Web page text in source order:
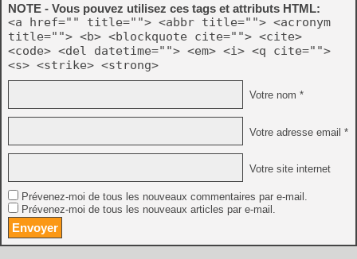
NOTE - Vous pouvez utilisez ces tags et attributs HTML:
<a href="" title=""> <abbr title=""> <acronym
title=""> <b> <blockquote cite=""> <cite>
<code> <del datetime=""> <em> <i> <q cite="">
<s> <strike> <strong>
Votre nom *
Votre adresse email *
Votre site internet
Prévenez-moi de tous les nouveaux commentaires par e-mail.
Prévenez-moi de tous les nouveaux articles par e-mail.